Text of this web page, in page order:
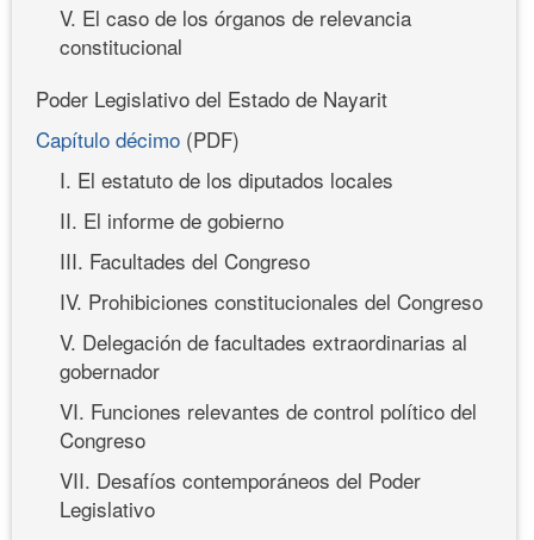
V. El caso de los órganos de relevancia
constitucional
Poder Legislativo del Estado de Nayarit
Capítulo décimo (PDF)
I. El estatuto de los diputados locales
II. El informe de gobierno
III. Facultades del Congreso
IV. Prohibiciones constitucionales del Congreso
V. Delegación de facultades extraordinarias al
gobernador
VI. Funciones relevantes de control político del
Congreso
VII. Desafíos contemporáneos del Poder
Legislativo